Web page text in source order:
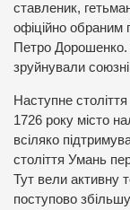
ставленик,
офіційно обраним
Петро Дорошенко.
зруйнували
Наступне
1726 року місто
всіляко
століття Умань
Тут вели активну
поступово